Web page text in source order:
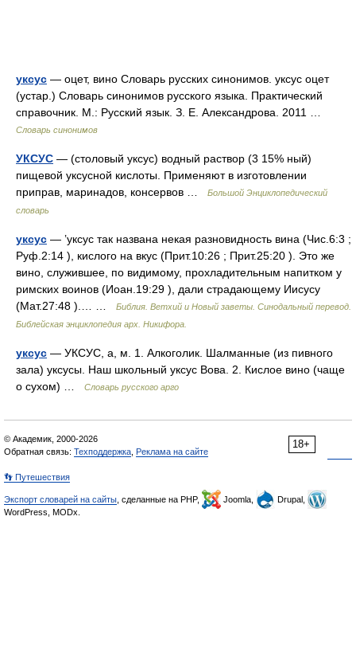
уксус — оцет, вино Словарь русских синонимов. уксус оцет
(устар.) Словарь синонимов русского языка. Практический
справочник. М.: Русский язык. З. Е. Александрова. 2011 …
Словарь синонимов
УКСУС — (столовый уксус) водный раствор (3 15% ный)
пищевой уксусной кислоты. Применяют в изготовлении
приправ, маринадов, консервов …
Большой Энциклопедический
словарь
уксус — ’уксус так названа некая разновидность вина (Чис.6:3 ;
Руф.2:14 ), кислого на вкус (Прит.10:26 ; Прит.25:20 ). Это же
вино, служившее, по видимому, прохладительным напитком у
римских воинов (Иоан.19:29 ), дали страдающему Иисусу
(Мат.27:48 ).… …
Библия. Ветхий и Новый заветы. Синодальный перевод.
Библейская энциклопедия арх. Никифора.
уксус — УКСУС, а, м. 1. Алкоголик. Шалманные (из пивного
зала) уксусы. Наш школьный уксус Вова. 2. Кислое вино (чаще
о сухом) …
Словарь русского арго
18+
© Академик, 2000-2026
Обратная связь: Техподдержка Реклама на сайте
👣 Путешествия
Экспорт словарей на сайты , сделанные на PHP, Joomla,
Drupal,
WordPress, MODx.